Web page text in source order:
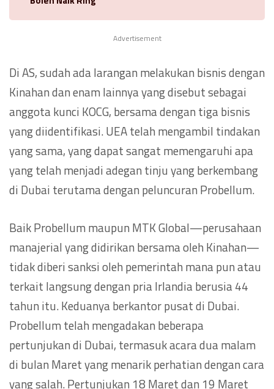
Advertisement
Di AS, sudah ada larangan melakukan bisnis dengan
Kinahan dan enam lainnya yang disebut sebagai
anggota kunci KOCG, bersama dengan tiga bisnis
yang diidentifikasi. UEA telah mengambil tindakan
yang sama, yang dapat sangat memengaruhi apa
yang telah menjadi adegan tinju yang berkembang
di Dubai terutama dengan peluncuran Probellum.
Baik Probellum maupun MTK Global—perusahaan
manajerial yang didirikan bersama oleh Kinahan—
tidak diberi sanksi oleh pemerintah mana pun atau
terkait langsung dengan pria Irlandia berusia 44
tahun itu. Keduanya berkantor pusat di Dubai.
Probellum telah mengadakan beberapa
pertunjukan di Dubai, termasuk acara dua malam
di bulan Maret yang menarik perhatian dengan cara
yang salah. Pertunjukan 18 Maret dan 19 Maret